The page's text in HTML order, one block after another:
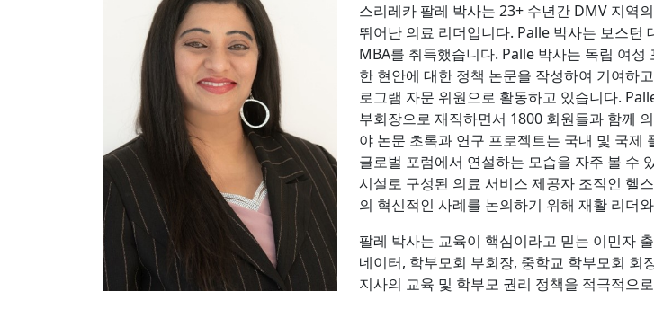
스리레카 팔레 박사는 23+ 수년간 DMV 지역
뛰어난 의료 리더입니다. Palle 박사는 보스턴
MBA를 취득했습니다. Palle 박사는 독립 여
한 현안에 대한 정책 논문을 작성하여 기여하
로그램 자문 위원으로 활동하고 있습니다.
부회장으로 재직하면서 1800 회원들과 함께
야 논문 초록과 연구 프로젝트는 국내 및 국제
글로벌 포럼에서 연설하는 모습을 자주 볼 수
시설로 구성된 의료 서비스 제공자 조직인 헬
의 혁신적인 사례를 논의하기 위해 재활 리더
팔레 박사는 교육이 핵심이라고 믿는 이민자
네이터, 학부모회 부회장, 중학교 학부모회 회
지사의 교육 및 학부모 권리 정책을 적극적으